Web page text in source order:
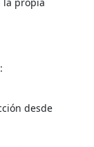
desde